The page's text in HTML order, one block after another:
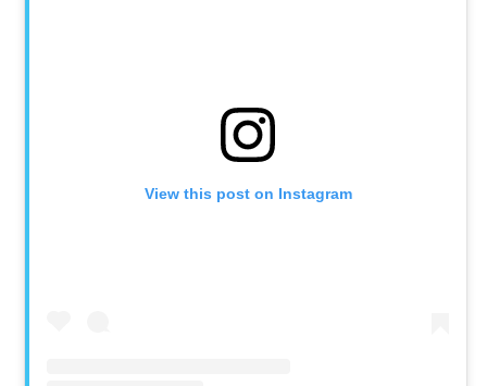
View this post on Instagram